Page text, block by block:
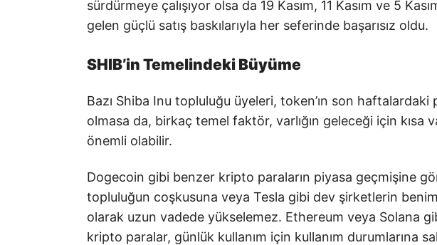
sürdürmeye çalışıyor olsa da 19 Kasım, 11 Kasım ve 5
gelen güçlü satış baskılarıyla her seferinde başarısız oldu.
SHIB’in Temelindeki Büyüme
Bazı Shiba Inu topluluğu üyeleri, token’ın son
olmasa da, birkaç temel faktör, varlığın geleceği için kısa
önemli olabilir.
Dogecoin gibi benzer kripto paraların piyasa geçmişine
topluluğun coşkusuna veya Tesla gibi dev şirketlerin
olarak uzun vadede yükselemez. Ethereum veya Solana
kripto paralar, günlük kullanım için kullanım durumlarına